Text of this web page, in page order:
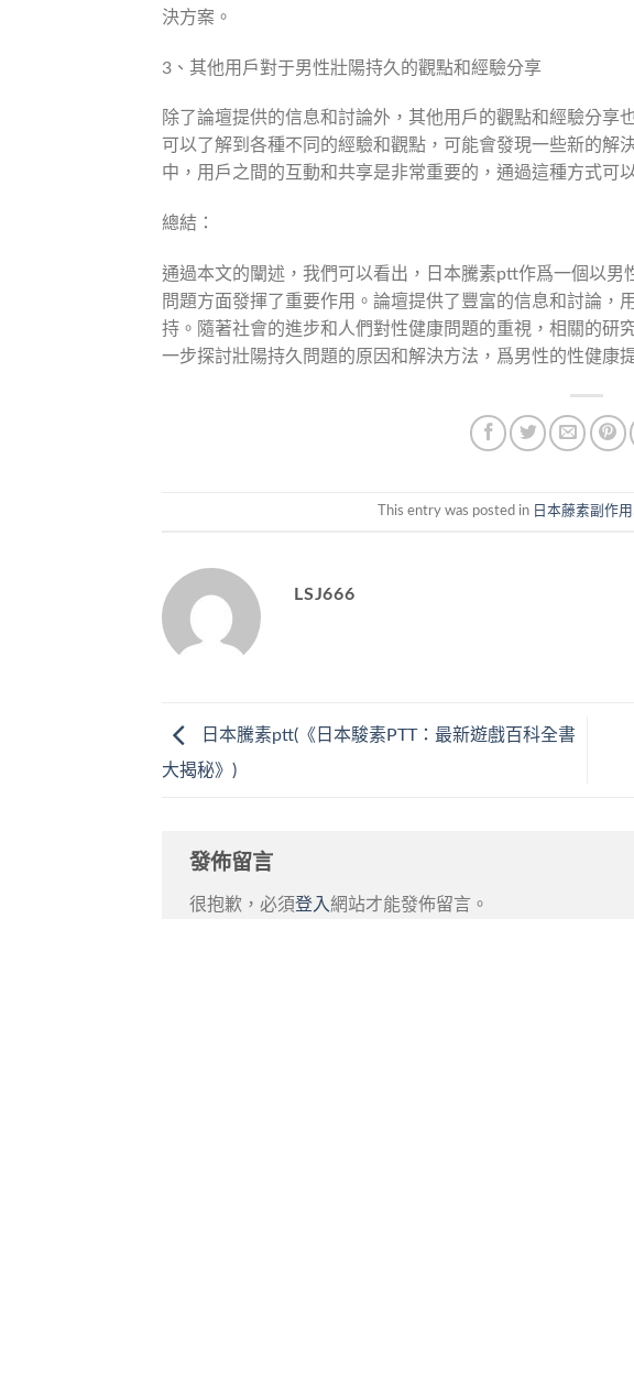
決方案。
3、其他用戶對于男性壯陽持久的觀點和經驗分享
除了論壇提供的信息和討論外，其他用戶的觀點和經驗分享
可以了解到各種不同的經驗和觀點，可能會發現一些新的解
中，用戶之間的互動和共享是非常重要的，通過這種方式可
總結：
通過本文的闡述，我們可以看出，日本騰素ptt作爲一個以
問題方面發揮了重要作用。論壇提供了豐富的信息和討論，
持。隨著社會的進步和人們對性健康問題的重視，相關的研
一步探討壯陽持久問題的原因和解決方法，爲男性的性健康
This entry was posted in 日本藤素副作用
LSJ666
日本騰素ptt(《日本駿素PTT：最新遊戲百科全書
大揭秘》)
發佈留言
很抱歉，必須登入網站才能發佈留言。